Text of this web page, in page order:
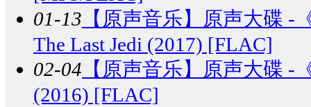
01-13 【原声音乐】 原声大碟 -
The Last Jedi (2017) [FLAC]
02-04 【原声音乐】 原声大碟 -
(2016) [FLAC]